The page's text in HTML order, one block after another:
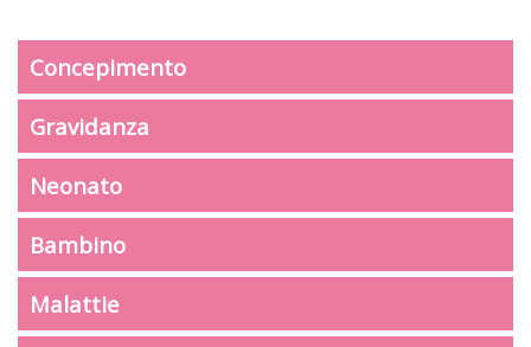
Concepimento
Gravidanza
Neonato
Bambino
Malattie